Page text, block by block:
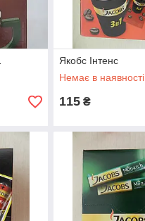
Якобс Інтенс
Немає в наявності
115 ₴